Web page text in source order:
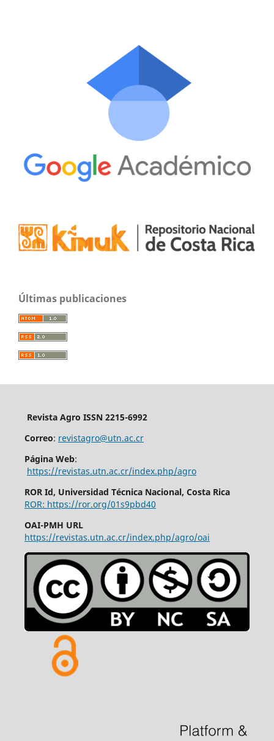
Últimas publicaciones
Revista Agro ISSN 2215-6992
Correo: revistagro@utn.ac.cr
Página Web:
https://revistas.utn.ac.cr/index.php/agro
ROR Id, Universidad Técnica Nacional, Costa Rica
ROR: https://ror.org/01s9pbd40
OAI-PMH URL
https://revistas.utn.ac.cr/index.php/agro/oai